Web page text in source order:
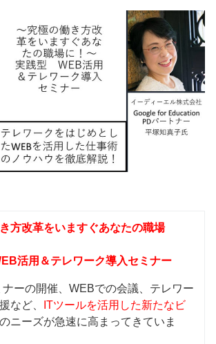
方改革をいますぐあなたの職場
活用＆テレワーク導入セミナー
ーの開催、WEBでの会議、テレワー
など、
ITツールを活用した新たなビ
ニーズが急速に高まってきていま